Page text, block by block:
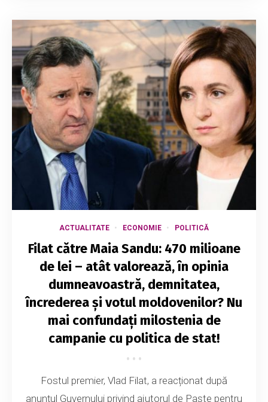
ACTUALITATE ECONOMIE POLITICĂ
Filat către Maia Sandu: 470 milioane
de lei – atât valorează, în opinia
dumneavoastră, demnitatea,
încrederea și votul moldovenilor? Nu
mai confundați milostenia de
campanie cu politica de stat!
Fostul premier, Vlad Filat, a reacționat după
anunțul Guvernului privind ajutorul de Paște pentru